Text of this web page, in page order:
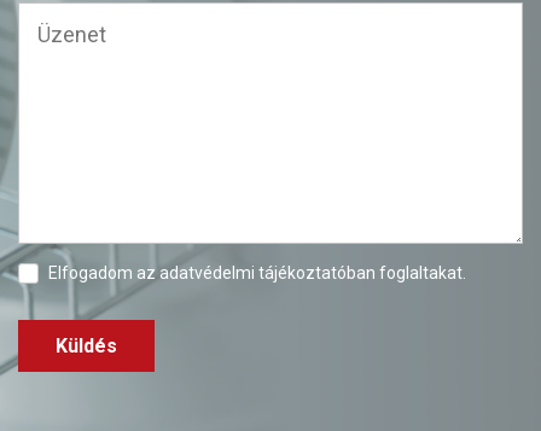
Elfogadom az adatvédelmi tájékoztatóban foglaltakat.
Küldés